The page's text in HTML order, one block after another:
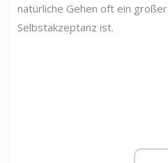
natürliche Gehen oft ein
Selbstakzeptanz ist.